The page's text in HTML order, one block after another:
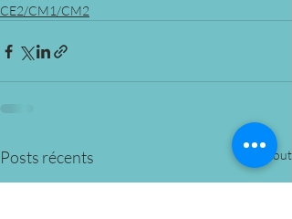
CE2/CM1/CM2
Posts récents Voir tout